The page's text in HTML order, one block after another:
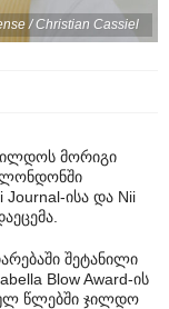
/ Christian Cassiel
მორიგი
ისა და Nii
შეტანილი
Blow Award-ის
წლებში ჯილდო